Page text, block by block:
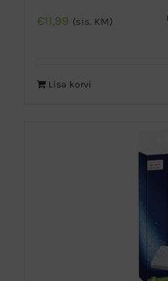
€11,99 (sis. KM)
Lisa korvi